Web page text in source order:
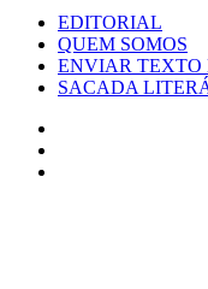
EDITORIAL
QUEM SOMOS
ENVIAR TEXTO
SACADA